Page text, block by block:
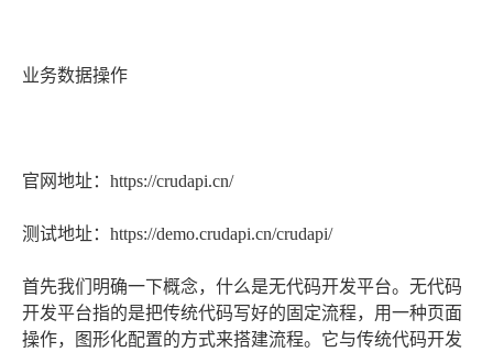
业务数据操作
官网地址：https://crudapi.cn/
测试地址：https://demo.crudapi.cn/crudapi/
首先我们明确一下概念，什么是无代码开发平台。无代码
开发平台指的是把传统代码写好的固定流程，用一种页面
操作，图形化配置的方式来搭建流程。它与传统代码开发